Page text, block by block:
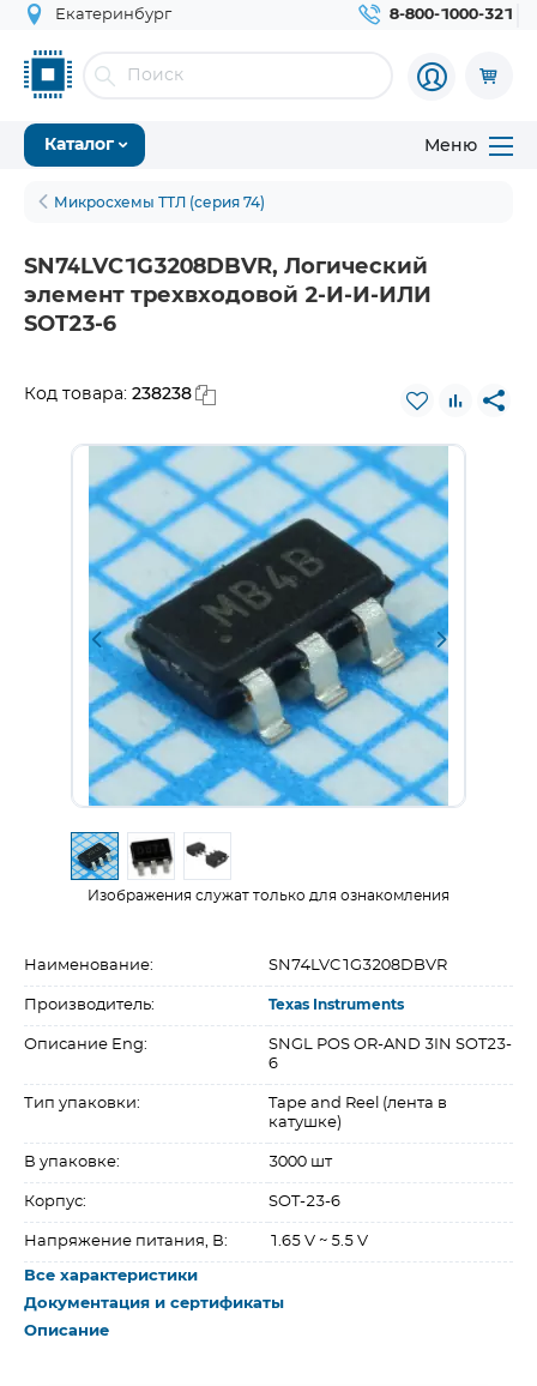
Екатеринбург 8-800-1000-321
Каталог Меню
Микросхемы ТТЛ (серия 74)
SN74LVC1G3208DBVR, Логический
элемент трехвходовой 2-И-И-ИЛИ
SOT23-6
Код товара: 238238
Изображения служат только для ознакомления
Наименование: SN74LVC1G3208DBVR
Производитель: Texas Instruments
Описание Eng:
SNGL POS OR-AND 3IN SOT23-
6
Тип упаковки:
Tape and Reel (лента в
катушке)
В упаковке: 3000 шт
Корпус: SOT-23-6
Напряжение питания, В: 1.65 V ~ 5.5 V
Все характеристики
Документация и сертификаты
Описание